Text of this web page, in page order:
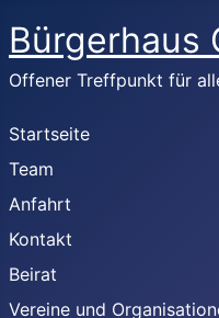
Bürgerhaus
Offener Treffpunkt für
Startseite
Team
Anfahrt
Kontakt
Beirat
Vereine und